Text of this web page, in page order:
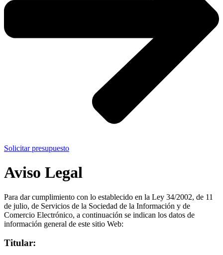
Solicitar presupuesto
Aviso Legal
Para dar cumplimiento con lo establecido en la Ley 34/2002, de 11
de julio, de Servicios de la Sociedad de la Información y de
Comercio Electrónico, a continuación se indican los datos de
información general de este sitio Web:
Titular: